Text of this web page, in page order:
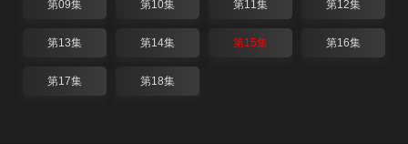
第09集 第10集 第11集 第12集
第13集 第14集 第15集 第16集
第17集 第18集